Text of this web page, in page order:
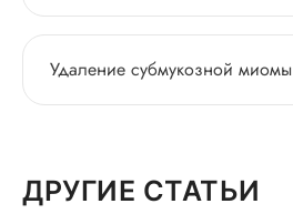
Удаление субмукозной миомы
ДРУГИЕ СТАТЬИ